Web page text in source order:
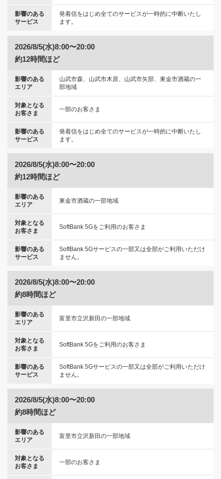
影響のある
サービス
発着信をはじめ全てのサービスが一時的に中断いたし
ます。
2026/8/5(水)8:00〜20:00
約12時間ほど
影響のある
エリア
山武市森、山武市木原、山武市矢部、東金市酒蔵の一
部地域
対象となる
お客さま
一部のお客さま
影響のある
サービス
発着信をはじめ全てのサービスが一時的に中断いたし
ます。
2026/8/5(水)8:00〜20:00
約12時間ほど
影響のある
エリア
東金市酒蔵の一部地域
対象となる
お客さま
SoftBank 5Gをご利用のお客さま
影響のある
サービス
SoftBank 5Gサービスの一部又は全部がご利用いただけ
ません。
2026/8/5(水)8:00〜20:00
約8時間ほど
影響のある
エリア
富里市立沢新田の一部地域
対象となる
お客さま
SoftBank 5Gをご利用のお客さま
影響のある
サービス
SoftBank 5Gサービスの一部又は全部がご利用いただけ
ません。
2026/8/5(水)8:00〜20:00
約8時間ほど
影響のある
エリア
富里市立沢新田の一部地域
対象となる
お客さま
一部のお客さま